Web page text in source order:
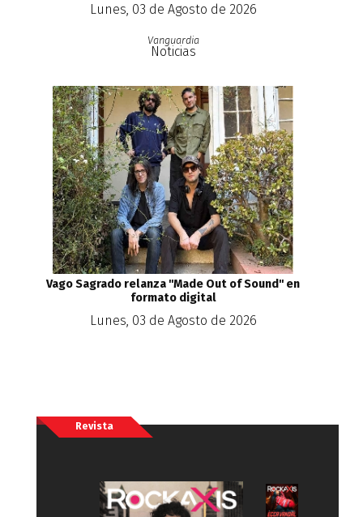
Lunes, 03 de Agosto de 2026
Vanguardia
Noticias
Vago Sagrado relanza ''Made Out of Sound'' en
formato digital
Lunes, 03 de Agosto de 2026
Revista